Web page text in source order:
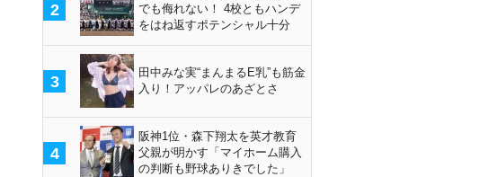
2
でも侮れない！ 4校ともハンデ
をはね返すポテンシャル十分
3
田中みな実“まんまるE乳”も筋金
入り！アッパレのあざとさ
4
阪神1位・森下翔太を英才教育
父親が明かす「マイホーム購入
の判断も野球ありきでした」